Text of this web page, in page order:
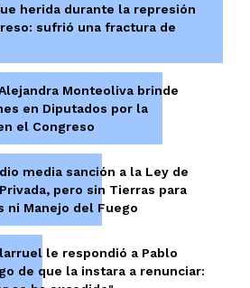
herida durante la represión
sufrió una fractura de
Monteoliva brinde
en Diputados por la
el Congreso
media sanción a la Ley de
pero sin Tierras para
ni Manejo del Fuego
le respondió a Pablo
de que la instara a renunciar: